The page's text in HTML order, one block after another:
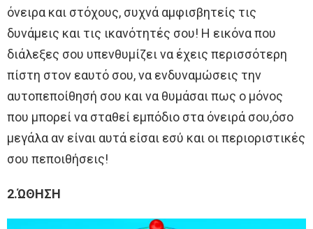
όνειρα και στόχους, συχνά αμφισβητείς τις
δυνάμεις και τις ικανότητές σου! Η εικόνα που
διάλεξες σου υπενθυμίζει να έχεις περισσότερη
πίστη στον εαυτό σου, να ενδυναμώσεις την
αυτοπεποίθησή σου και να θυμάσαι πως ο μόνος
που μπορεί να σταθεί εμπόδιο στα όνειρά σου,όσο
μεγάλα αν είναι αυτά είσαι εσύ και οι περιοριστικές
σου πεποιθήσεις!
2.ΏΘΗΣΗ